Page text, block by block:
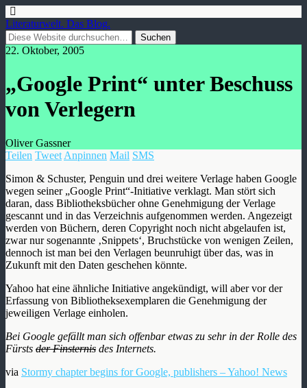
Literaturwelt. Das Blog.
22. Oktober, 2005
„Google Print“ unter Beschuss
von Verlegern
Oliver Gassner
Teilen Tweet Anpinnen Mail SMS
Simon & Schuster, Penguin und drei weitere Verlage haben Google
wegen seiner „Google Print“-Initiative verklagt. Man stört sich
daran, dass Bibliotheksbücher ohne Genehmigung der Verlage
gescannt und in das Verzeichnis aufgenommen werden. Angezeigt
werden von Büchern, deren Copyright noch nicht abgelaufen ist,
zwar nur sogenannte ‚Snippets‘, Bruchstücke von wenigen Zeilen,
dennoch ist man bei den Verlagen beunruhigt über das, was in
Zukunft mit den Daten geschehen könnte.
Yahoo hat eine ähnliche Initiative angekündigt, will aber vor der
Erfassung von Bibliotheksexemplaren die Genehmigung der
jeweiligen Verlage einholen.
Bei Google gefällt man sich offenbar etwas zu sehr in der Rolle des
Fürsts der Finsternis des Internets.
via Stormy chapter begins for Google, publishers – Yahoo! News